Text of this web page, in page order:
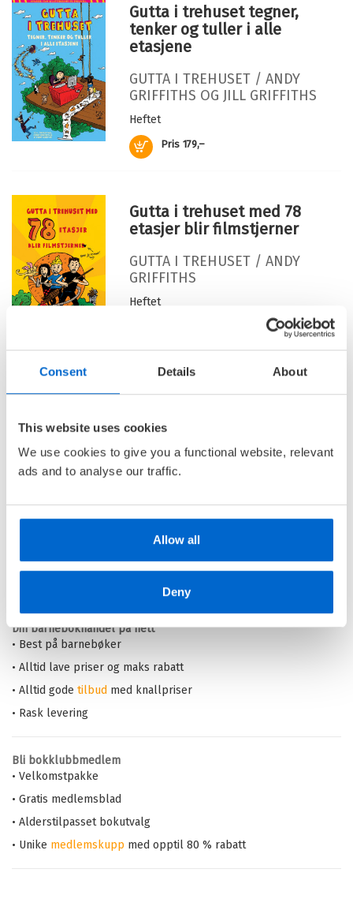
Consent Details About
This website uses cookies
We use cookies to give you a functional website, relevant
ads and to analyse our traffic.
Allow all
Deny
Antall sider:
369
Illustratør:
Denton, Terry
Originaltittel:
The 91-storey treehouse
Oversatt av:
Mehren, Hege
Serie:
Gutta i trehuset
Serienummer:
Bli med på et VANNvittig eventyr med verdens verste
barnevakter!
Gutta i trehuset med 91 etasjer sitter barnevakt i en
bagett
Bokmål Nedlastbar lydbok
Gutta i trehuset tegner,
tenker og tuller i alle
etasjene
GUTTA I TREHUSET /ANDY
GRIFFITHS OGJILL GRIFFITHS
Heftet
Pris 179,–
Kjøp
Gutta i trehuset med 78
etasjer blir filmstjerner
GUTTA I TREHUSET /ANDY
GRIFFITHS
Heftet
Gutta i det enda større
GUTTA I TREHUSET /ANDY
GRIFFITHS
Din barnebokhandel på nett
• Best på barnebøker
• Alltid lave priser og maks rabatt
• Alltid gode tilbud med knallpriser
• Rask levering
Bli bokklubbmedlem
• Velkomstpakke
• Gratis medlemsblad
• Alderstilpasset bokutvalg
• Unike medlemskupp med opptil 80 % rabatt